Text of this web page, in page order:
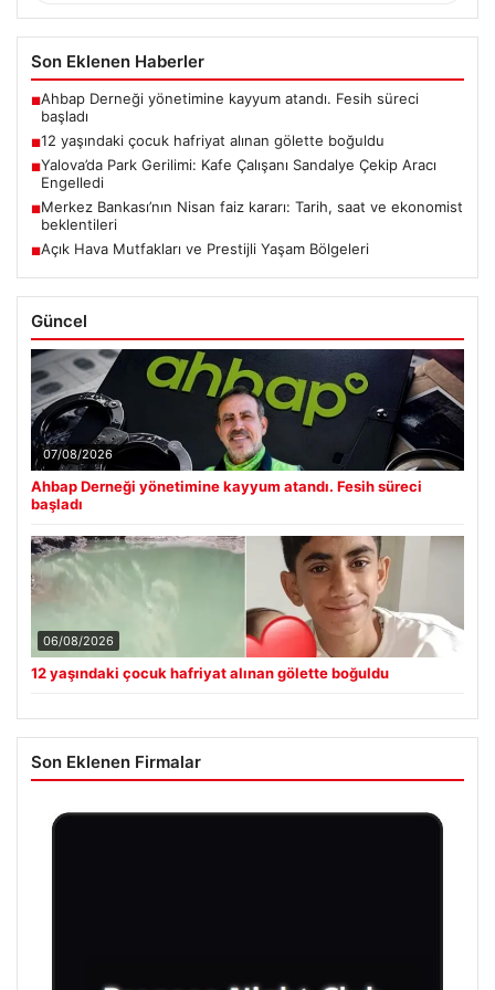
Son Eklenen Haberler
■Ahbap Derneği yönetimine kayyum atandı. Fesih süreci
başladı
■12 yaşındaki çocuk hafriyat alınan gölette boğuldu
■Yalova’da Park Gerilimi: Kafe Çalışanı Sandalye Çekip Aracı
Engelledi
■Merkez Bankası’nın Nisan faiz kararı: Tarih, saat ve ekonomist
beklentileri
■Açık Hava Mutfakları ve Prestijli Yaşam Bölgeleri
Güncel
07/08/2026
Ahbap Derneği yönetimine kayyum atandı. Fesih süreci
başladı
06/08/2026
12 yaşındaki çocuk hafriyat alınan gölette boğuldu
Son Eklenen Firmalar